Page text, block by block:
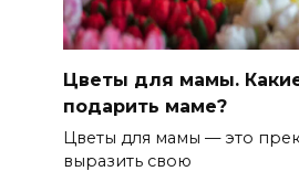
Цветы для мамы.
подарить маме?
Цветы для мамы — это
выразить свою